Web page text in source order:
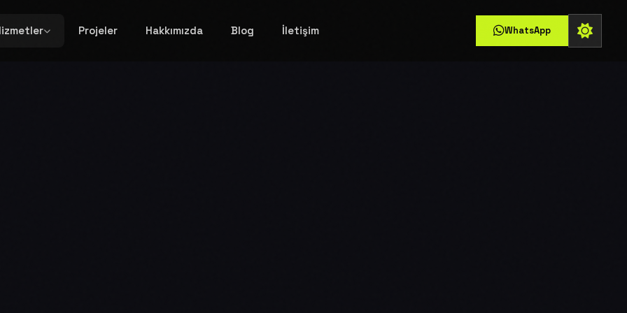
Projeler Hakkımızda Blog İletişim WhatsApp